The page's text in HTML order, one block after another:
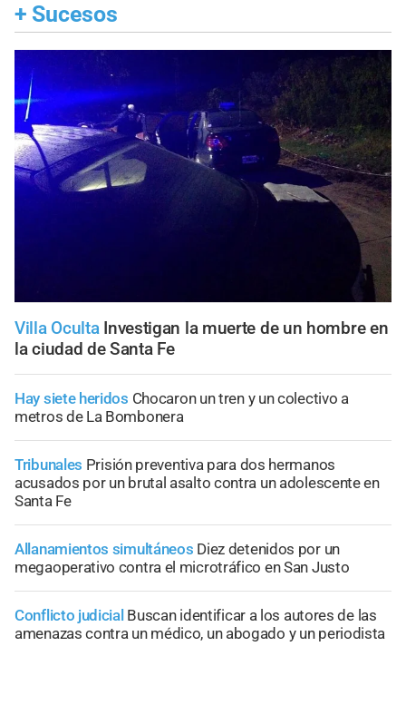
+ Sucesos
Villa Oculta Investigan la muerte de un hombre en
la ciudad de Santa Fe
Hay siete heridos Chocaron un tren y un colectivo a
metros de La Bombonera
Tribunales Prisión preventiva para dos hermanos
acusados por un brutal asalto contra un adolescente en
Santa Fe
Allanamientos simultáneos Diez detenidos por un
megaoperativo contra el microtráfico en San Justo
Conflicto judicial Buscan identificar a los autores de las
amenazas contra un médico, un abogado y un periodista